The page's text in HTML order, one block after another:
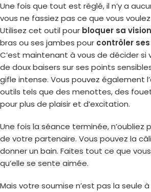
Une fois que tout est réglé, il n’y a
vous ne fassiez pas ce que vous
Utilisez cet outil pour bloquer sa vision
bras ou ses jambes pour contrôler
C’est maintenant à vous de décider si
de doux baisers sur ses points
gifle intense. Vous pouvez également
outils tels que des menottes, des
pour plus de plaisir et d’excitation.
Une fois la séance terminée, n’oubliez
de votre partenaire. Vous pouvez la
donner un bain. Faites tout ce que
qu’elle se sente aimée.
Mais votre soumise n’est pas la seule